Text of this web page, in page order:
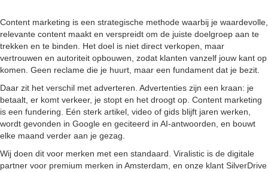
Content marketing is een strategische methode waarbij je waardevolle,
relevante content maakt en verspreidt om de juiste doelgroep aan te
trekken en te binden. Het doel is niet direct verkopen, maar
vertrouwen en autoriteit opbouwen, zodat klanten vanzelf jouw kant op
komen. Geen reclame die je huurt, maar een fundament dat je bezit.
Daar zit het verschil met adverteren. Advertenties zijn een kraan: je
betaalt, er komt verkeer, je stopt en het droogt op. Content marketing
is een fundering. Eén sterk artikel, video of gids blijft jaren werken,
wordt gevonden in Google en geciteerd in AI-antwoorden, en bouwt
elke maand verder aan je gezag.
Wij doen dit voor merken met een standaard. Viralistic is de digitale
partner voor premium merken in Amsterdam, en onze klant SilverDrive